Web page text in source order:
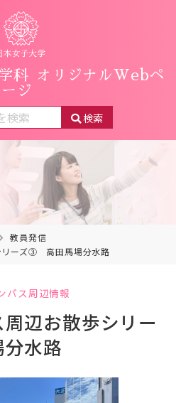
科
オリジナルWebペ
ージ
検索
教員発信
リーズ③ 高田馬場分水路
パス周辺情報
辺お散歩シリー
水路